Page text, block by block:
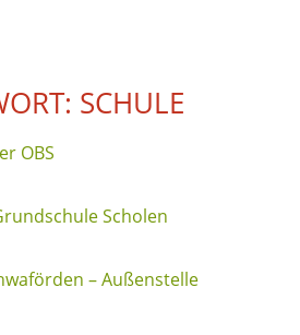
SCHULE
OBS
Scholen
– Außenstelle